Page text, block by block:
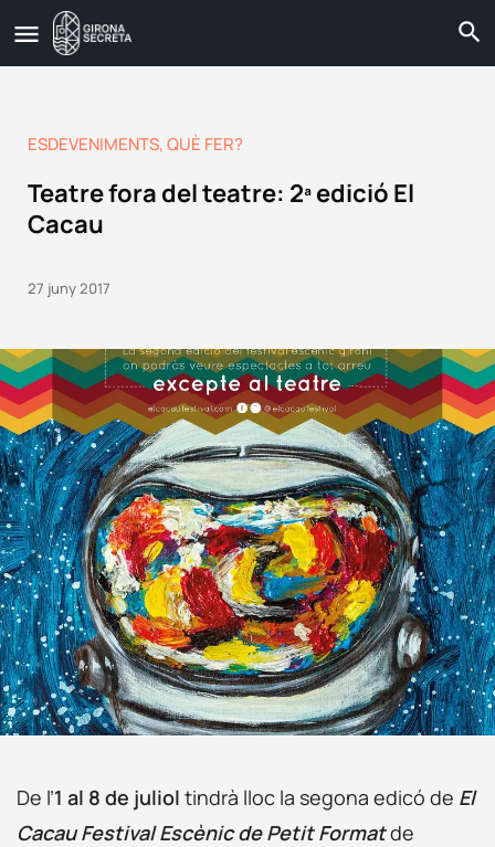
ESDEVENIMENTS,QUÈ FER?
Teatre fora del teatre: 2ª edició El
Cacau
27 juny 2017
De l’1 al 8 de juliol tindrà lloc la segona edicó de El
Cacau Festival Escènic de Petit Formatde